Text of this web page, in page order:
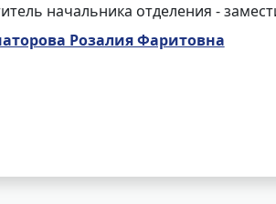
начальника отделения -
Розалия Фаритовна